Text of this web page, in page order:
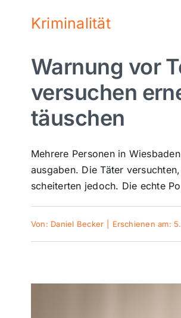
Kriminalität
Warnung vor
versuchen
täuschen
Mehrere Personen in
ausgaben. Die Täter
scheiterten jedoch. Die echte
Von: Daniel Becker Erschienen am: